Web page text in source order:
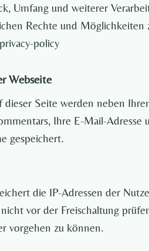
Umfang und weiterer
Rechte und
policy
Webseite
Seite werden neben
Ihre E-Mail-
gespeichert.
die IP-Adressen der
vor der Freischaltung
vorgehen zu können.